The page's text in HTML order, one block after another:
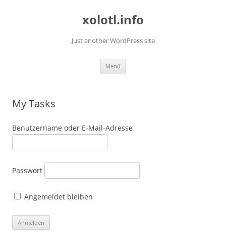
xolotl.info
Just another WordPress site
Menü
My Tasks
Benutzername oder E-Mail-Adresse
Passwort
Angemeldet bleiben